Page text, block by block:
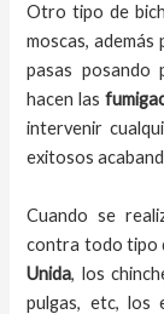
Otro tipo de
moscas,
pasas posando
hacen las
intervenir
exitosos
Cuando se
contra todo tipo
Unida, los
pulgas, etc, los